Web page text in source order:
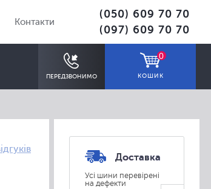
Контакти
(050) 609 70 70
(097) 609 70 70
ПЕРЕДЗВОНИМО
0
КОШИК
Доставка
Усі шини перевірені
на дефекти